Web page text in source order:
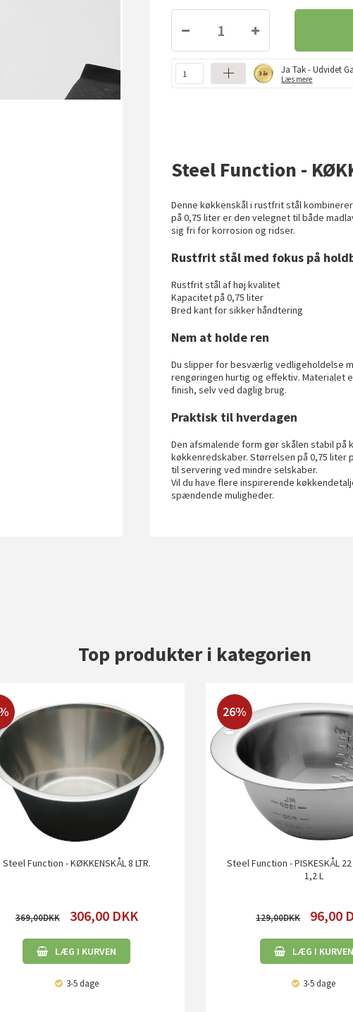
Ja Tak - Udvidet
Læs mere
Steel Function -
Denne køkkenskål i rustfrit stål
på 0,75 liter er den velegnet til både
sig fri for korrosion og ridser.
Rustfrit stål med fokus på
Rustfrit stål af høj kvalitet
Kapacitet på 0,75 liter
Bred kant for sikker håndtering
Nem at holde ren
Du slipper for besværlig vedligeholdelse
rengøringen hurtig og effektiv.
finish, selv ved daglig brug.
Praktisk til hverdagen
Den afsmalende form gør skålen stabil
køkkenredskaber. Størrelsen på 0,75
til servering ved mindre selskaber.
Vil du have flere inspirerende
spændende muligheder.
Top produkter i kategorien
Steel Function - KØKKENSKÅL 8 LTR.
369,00 306,00 DKK
LÆG I KURVEN
3-5 dage
26%
Steel Function - PISKESKÅL 22
1,2 L
129,00 96,00
LÆG I KURVEN
3-5 dage